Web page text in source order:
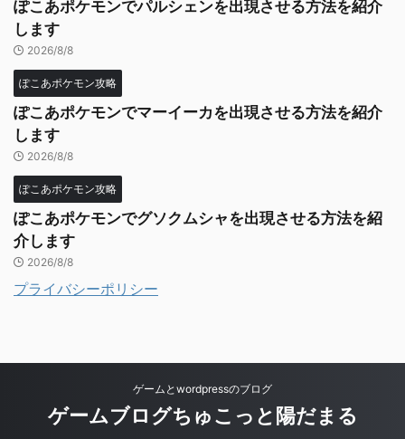
ぽこあポケモンでパルシェンを出現させる方法を紹介
します
2026/8/8
ぽこあポケモン攻略
ぽこあポケモンでマーイーカを出現させる方法を紹介
します
2026/8/8
ぽこあポケモン攻略
ぽこあポケモンでグソクムシャを出現させる方法を紹
介します
2026/8/8
プライバシーポリシー
ゲームとwordpressのブログ
ゲームブログちゅこっと陽だまる